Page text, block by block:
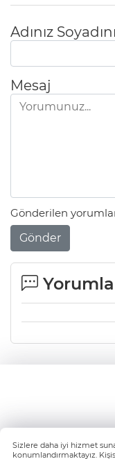
Adınız
Mesaj
Gönderilen
Gönder
Sizlere daha iyi hizmet
konumlandırmaktayız.
Whatsapp